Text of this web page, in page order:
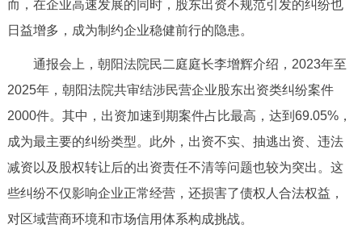
中介服务 阳光政务
12345网上接诉即办 我要咨询 我要建议
参与调查 在线访谈 图说互动
而，在企业高速发展的同时，股东出资不规范引发的纠纷也
日益增多，成为制约企业稳健前行的隐患。
通报会上，朝阳法院民二庭庭长李增辉介绍，2023年至
2025年，朝阳法院共审结涉民营企业股东出资类纠纷案件
2000件。其中，出资加速到期案件占比最高，达到69.05%，
成为最主要的纠纷类型。此外，出资不实、抽逃出资、违法
减资以及股权转让后的出资责任不清等问题也较为突出。这
些纠纷不仅影响企业正常经营，还损害了债权人合法权益，
对区域营商环境和市场信用体系构成挑战。